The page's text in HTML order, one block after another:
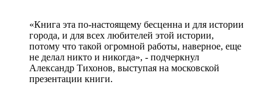
«Книга эта по-настоящему бесценна и для истории
города, и для всех любителей этой истории,
потому что такой огромной работы, наверное, еще
не делал никто и никогда», - подчеркнул
Александр Тихонов, выступая на московской
презентации книги.